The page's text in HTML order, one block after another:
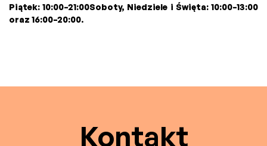
Piątek: 10:00–21:00Soboty, Niedziele i Święta: 10:00–13:00
oraz 16:00–20:00.
Kontakt